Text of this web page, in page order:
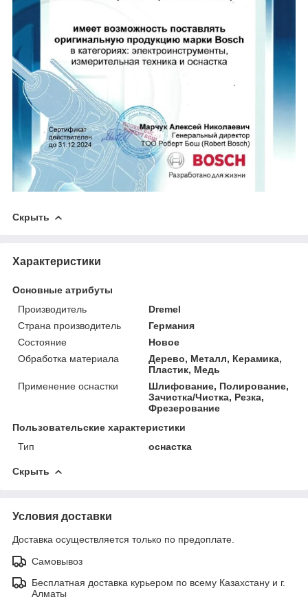
Скрыть
Характеристики
Основные атрибуты
Производитель
Dremel
Страна производитель
Германия
Состояние
Новое
Обработка материала
Дерево, Металл, Керамика,
Пластик, Медь
Применение оснастки
Шлифование, Полирование,
Зачистка/Чистка, Резка,
Фрезерование
Пользовательские характеристики
Тип
оснастка
Скрыть
Условия доставки
Доставка осуществляется только по предоплате.
Самовывоз
Бесплатная доставка курьером по всему Казахстану и г.
Алматы